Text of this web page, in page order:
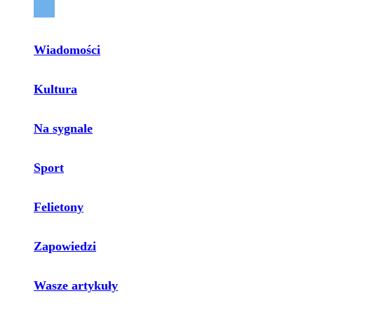
Wiadomości
Kultura
Na sygnale
Sport
Felietony
Zapowiedzi
Wasze artykuły